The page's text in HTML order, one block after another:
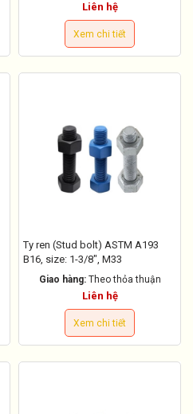
Liên hệ
Xem chi tiết
Ty ren (Stud bolt) ASTM A193
B16, size: 1-3/8", M33
Giao hàng: Theo thỏa thuận
Liên hệ
Xem chi tiết